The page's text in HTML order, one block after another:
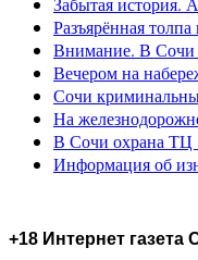
Разъярённая
Внимание. В Сочи
Вечером на
Сочи
На
В Сочи охрана ТЦ
Информация об
+18 Интернет газета